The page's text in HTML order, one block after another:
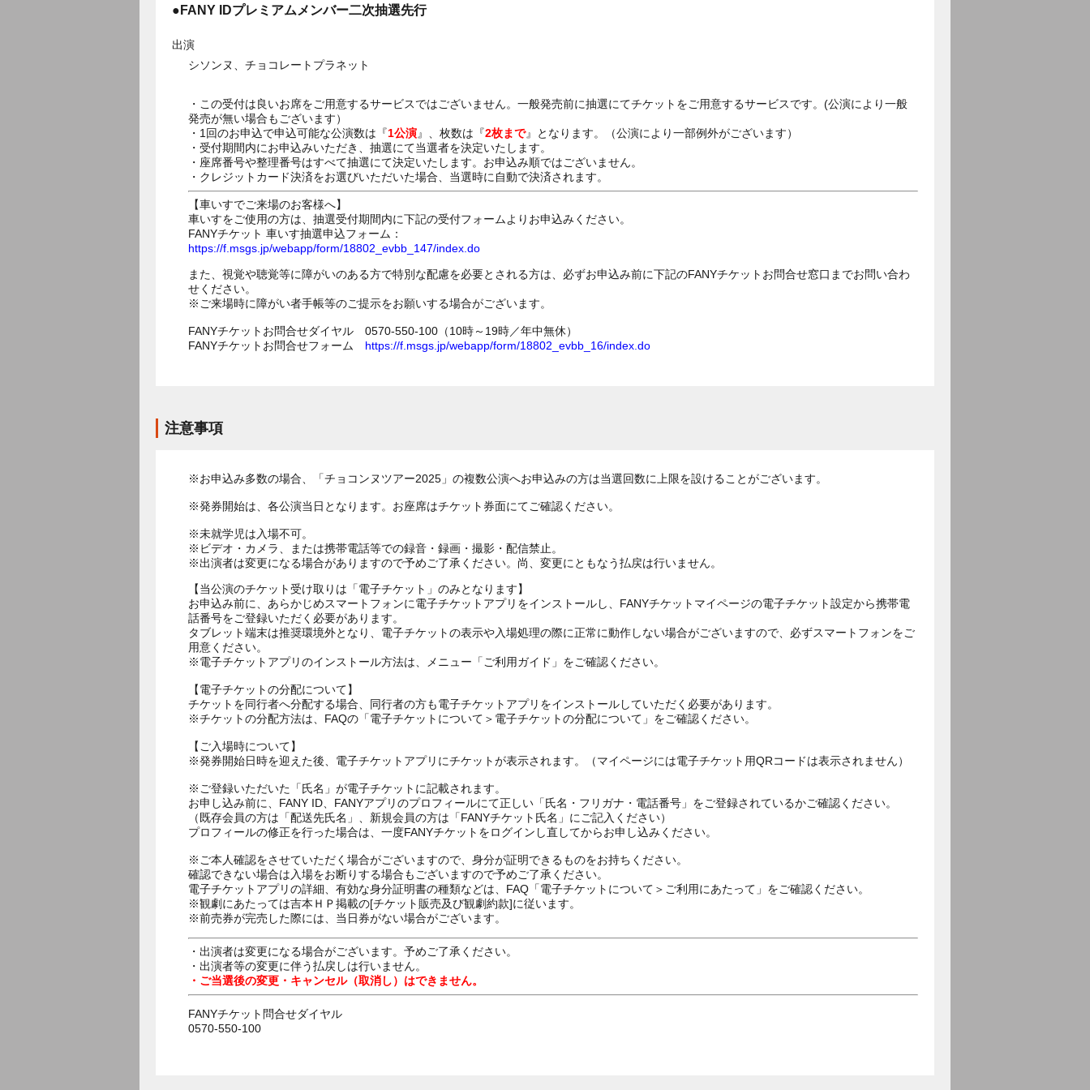
●FANY IDプレミアムメンバー二次抽選先行
出演
シソンヌ、チョコレートプラネット
・この受付は良いお席をご用意するサービスではございません。一般発売前に抽選にてチケットをご用意するサービスです。(公演により一般
発売が無い場合もございます）
・1回のお申込で申込可能な公演数は『1公演』、枚数は『2枚まで』となります。（公演により一部例外がございます）
・受付期間内にお申込みいただき、抽選にて当選者を決定いたします。
・座席番号や整理番号はすべて抽選にて決定いたします。お申込み順ではございません。
・クレジットカード決済をお選びいただいた場合、当選時に自動で決済されます。
【車いすでご来場のお客様へ】
車いすをご使用の方は、抽選受付期間内に下記の受付フォームよりお申込みください。
FANYチケット 車いす抽選申込フォーム：
https://f.msgs.jp/webapp/form/18802_evbb_147/index.do
また、視覚や聴覚等に障がいのある方で特別な配慮を必要とされる方は、必ずお申込み前に下記のFANYチケットお問合せ窓口までお問い合わ
せください。
※ご来場時に障がい者手帳等のご提示をお願いする場合がございます。
FANYチケットお問合せダイヤル 0570-550-100（10時～19時／年中無休）
FANYチケットお問合せフォーム https://f.msgs.jp/webapp/form/18802_evbb_16/index.do
注意事項
※お申込み多数の場合、「チョコンヌツアー2025」の複数公演へお申込みの方は当選回数に上限を設けることがございます。
※発券開始は、各公演当日となります。お座席はチケット券面にてご確認ください。
※未就学児は入場不可。
※ビデオ・カメラ、または携帯電話等での録音・録画・撮影・配信禁止。
※出演者は変更になる場合がありますので予めご了承ください。尚、変更にともなう払戻は行いません。
【当公演のチケット受け取りは「電子チケット」のみとなります】
お申込み前に、あらかじめスマートフォンに電子チケットアプリをインストールし、FANYチケットマイページの電子チケット設定から携帯電
話番号をご登録いただく必要があります。
タブレット端末は推奨環境外となり、電子チケットの表示や入場処理の際に正常に動作しない場合がございますので、必ずスマートフォンをご
用意ください。
※電子チケットアプリのインストール方法は、メニュー「ご利用ガイド」をご確認ください。
【電子チケットの分配について】
チケットを同行者へ分配する場合、同行者の方も電子チケットアプリをインストールしていただく必要があります。
※チケットの分配方法は、FAQの「電子チケットについて＞電子チケットの分配について」をご確認ください。
【ご入場時について】
※発券開始日時を迎えた後、電子チケットアプリにチケットが表示されます。（マイページには電子チケット用QRコードは表示されません）
※ご登録いただいた「氏名」が電子チケットに記載されます。
お申し込み前に、FANY ID、FANYアプリのプロフィールにて正しい「氏名・フリガナ・電話番号」をご登録されているかご確認ください。
（既存会員の方は「配送先氏名」、新規会員の方は「FANYチケット氏名」にご記入ください）
プロフィールの修正を行った場合は、一度FANYチケットをログインし直してからお申し込みください。
※ご本人確認をさせていただく場合がございますので、身分が証明できるものをお持ちください。
確認できない場合は入場をお断りする場合もございますので予めご了承ください。
電子チケットアプリの詳細、有効な身分証明書の種類などは、FAQ「電子チケットについて＞ご利用にあたって」をご確認ください。
※観劇にあたっては吉本ＨＰ掲載の[チケット販売及び観劇約款]に従います。
※前売券が完売した際には、当日券がない場合がございます。
・出演者は変更になる場合がございます。予めご了承ください。
・出演者等の変更に伴う払戻しは行いません。
・ご当選後の変更・キャンセル（取消し）はできません。
FANYチケット問合せダイヤル
0570-550-100